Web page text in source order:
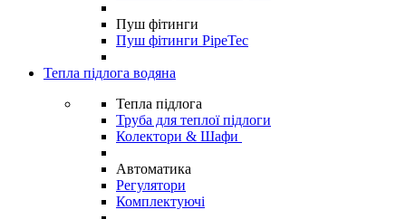
Пуш фітинги
Пуш фітинги PipeTec
Тепла підлога водяна
Тепла підлога
Труба для теплої підлоги
Колектори & Шафи
Автоматика
Регулятори
Комплектуючі